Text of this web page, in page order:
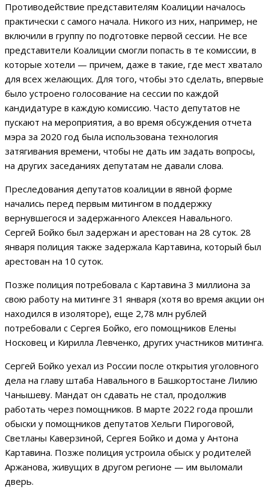
Противодействие представителям Коалиции началось
практически с самого начала. Никого из них, например, не
включили в группу по подготовке первой сессии. Не все
представители Коалиции смогли попасть в те комиссии, в
которые хотели — причем, даже в такие, где мест хватало
для всех желающих. Для того, чтобы это сделать, впервые
было устроено голосование на сессии по каждой
кандидатуре в каждую комиссию. Часто депутатов не
пускают на мероприятия, а во время обсуждения отчета
мэра за 2020 год была использована технология
затягивания времени, чтобы не дать им задать вопросы,
на других заседаниях депутатам не давали слова.
Преследования депутатов коалиции в явной форме
начались перед первым митингом в поддержку
вернувшегося и задержанного Алексея Навального.
Сергей Бойко был задержан и арестован на 28 суток. 28
января полиция также задержала Картавина, который был
арестован на 10 суток.
Позже полиция потребовала с Картавина 3 миллиона за
свою работу на митинге 31 января (хотя во время акции он
находился в изоляторе), еще 2,78 млн рублей
потребовали с Сергея Бойко, его помощников Елены
Носковец и Кирилла Левченко, других участников митинга.
Сергей Бойко уехал из России после открытия уголовного
дела на главу штаба Навального в Башкортостане Лилию
Чанышеву. Мандат он сдавать не стал, продолжив
работать через помощников. В марте 2022 года прошли
обыски у помощников депутатов Хельги Пироговой,
Светланы Каверзиной, Сергея Бойко и дома у Антона
Картавина. Позже полиция устроила обыск у родителей
Аржанова, живущих в другом регионе — им выломали
дверь.